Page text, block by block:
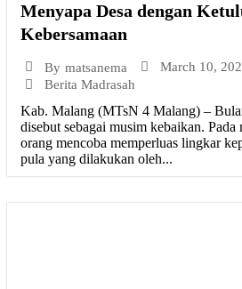
Menyapa Desa dengan
Kebersamaan
By matsanema
March 10,
Berita Madrasah
Kab. Malang (MTsN 4 Malang) –
disebut sebagai musim kebaikan.
orang mencoba memperluas lingkar
pula yang dilakukan oleh...